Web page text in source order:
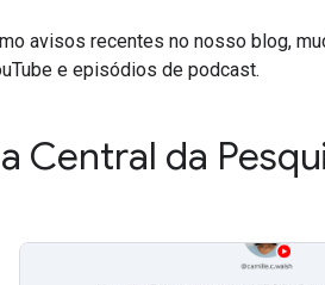
avisos recentes no nosso blog,
e episódios de podcast.
Central da